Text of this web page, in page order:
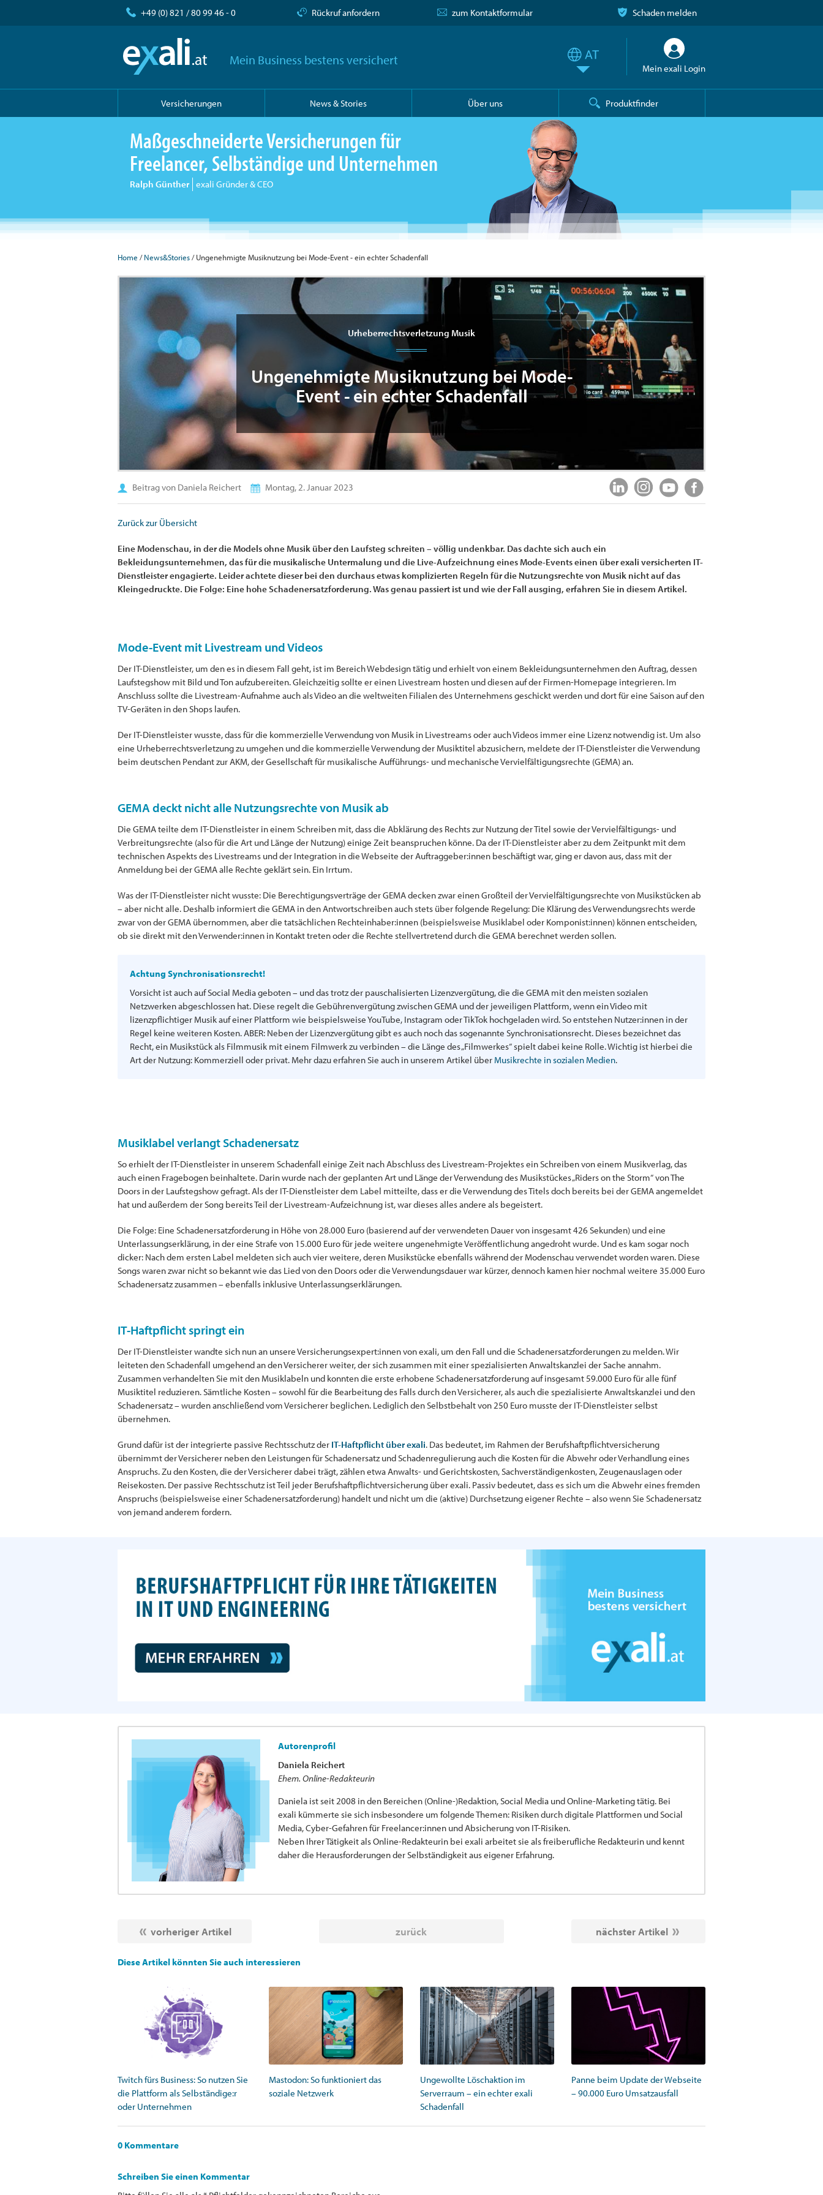
+49 (0) 821 / 80 99 46 - 0 Rückruf anfordern zum Kontaktformular Schaden melden
Mein Business bestens versichert
Mein exali Login
Versicherungen News & Stories Über uns Produktfinder
Maßgeschneiderte Versicherungen für
Freelancer, Selbständige und Unternehmen
Ralph Günther exali Gründer & CEO
Home /News&Stories/ Ungenehmigte Musiknutzung bei Mode-Event - ein echter Schadenfall
Urheberrechtsverletzung Musik
Ungenehmigte Musiknutzung bei Mode-
Event - ein echter Schadenfall
Beitrag von Daniela Reichert Montag, 2. Januar 2023
Zurück zur Übersicht
Eine Modenschau, in der die Models ohne Musik über den Laufsteg schreiten – völlig undenkbar. Das dachte sich auch ein
Bekleidungsunternehmen, das für die musikalische Untermalung und die Live-Aufzeichnung eines Mode-Events einen über exali versicherten IT-
Dienstleister engagierte. Leider achtete dieser bei den durchaus etwas komplizierten Regeln für die Nutzungsrechte von Musik nicht auf das
Kleingedruckte. Die Folge: Eine hohe Schadenersatzforderung. Was genau passiert ist und wie der Fall ausging, erfahren Sie in diesem Artikel.
Mode-Event mit Livestream und Videos
Der IT-Dienstleister, um den es in diesem Fall geht, ist im Bereich Webdesign tätig und erhielt von einem Bekleidungsunternehmen den Auftrag, dessen
Laufstegshow mit Bild und Ton aufzubereiten. Gleichzeitig sollte er einen Livestream hosten und diesen auf der Firmen-Homepage integrieren. Im
Anschluss sollte die Livestream-Aufnahme auch als Video an die weltweiten Filialen des Unternehmens geschickt werden und dort für eine Saison auf den
TV-Geräten in den Shops laufen.
Der IT-Dienstleister wusste, dass für die kommerzielle Verwendung von Musik in Livestreams oder auch Videos immer eine Lizenz notwendig ist. Um also
eine Urheberrechtsverletzung zu umgehen und die kommerzielle Verwendung der Musiktitel abzusichern, meldete der IT-Dienstleister die Verwendung
beim deutschen Pendant zur AKM, der Gesellschaft für musikalische Aufführungs- und mechanische Vervielfältigungsrechte (GEMA) an.
GEMA deckt nicht alle Nutzungsrechte von Musik ab
Die GEMA teilte dem IT-Dienstleister in einem Schreiben mit, dass die Abklärung des Rechts zur Nutzung der Titel sowie der Vervielfältigungs- und
Verbreitungsrechte (also für die Art und Länge der Nutzung) einige Zeit beanspruchen könne. Da der IT-Dienstleister aber zu dem Zeitpunkt mit dem
technischen Aspekts des Livestreams und der Integration in die Webseite der Auftraggeber:innen beschäftigt war, ging er davon aus, dass mit der
Anmeldung bei der GEMA alle Rechte geklärt sein. Ein Irrtum.
Was der IT-Dienstleister nicht wusste: Die Berechtigungsverträge der GEMA decken zwar einen Großteil der Vervielfältigungsrechte von Musikstücken ab
– aber nicht alle. Deshalb informiert die GEMA in den Antwortschreiben auch stets über folgende Regelung: Die Klärung des Verwendungsrechts werde
zwar von der GEMA übernommen, aber die tatsächlichen Rechteinhaber:innen (beispielsweise Musiklabel oder Komponist:innen) können entscheiden,
ob sie direkt mit den Verwender:innen in Kontakt treten oder die Rechte stellvertretend durch die GEMA berechnet werden sollen.
Achtung Synchronisationsrecht!
Vorsicht ist auch auf Social Media geboten – und das trotz der pauschalisierten Lizenzvergütung, die die GEMA mit den meisten sozialen
Netzwerken abgeschlossen hat. Diese regelt die Gebührenvergütung zwischen GEMA und der jeweiligen Plattform, wenn ein Video mit
lizenzpflichtiger Musik auf einer Plattform wie beispielsweise YouTube, Instagram oder TikTok hochgeladen wird. So entstehen Nutzer:innen in der
Regel keine weiteren Kosten. ABER: Neben der Lizenzvergütung gibt es auch noch das sogenannte Synchronisationsrecht. Dieses bezeichnet das
Recht, ein Musikstück als Filmmusik mit einem Filmwerk zu verbinden – die Länge des „Filmwerkes“ spielt dabei keine Rolle. Wichtig ist hierbei die
Art der Nutzung: Kommerziell oder privat. Mehr dazu erfahren Sie auch in unserem Artikel über Musikrechte in sozialen Medien.
Musiklabel verlangt Schadenersatz
So erhielt der IT-Dienstleister in unserem Schadenfall einige Zeit nach Abschluss des Livestream-Projektes ein Schreiben von einem Musikverlag, das
auch einen Fragebogen beinhaltete. Darin wurde nach der geplanten Art und Länge der Verwendung des Musikstückes „Riders on the Storm“ von The
Doors in der Laufstegshow gefragt. Als der IT-Dienstleister dem Label mitteilte, dass er die Verwendung des Titels doch bereits bei der GEMA angemeldet
hat und außerdem der Song bereits Teil der Livestream-Aufzeichnung ist, war dieses alles andere als begeistert.
Die Folge: Eine Schadenersatzforderung in Höhe von 28.000 Euro (basierend auf der verwendeten Dauer von insgesamt 426 Sekunden) und eine
Unterlassungserklärung, in der eine Strafe von 15.000 Euro für jede weitere ungenehmigte Veröffentlichung angedroht wurde. Und es kam sogar noch
dicker: Nach dem ersten Label meldeten sich auch vier weitere, deren Musikstücke ebenfalls während der Modenschau verwendet worden waren. Diese
Songs waren zwar nicht so bekannt wie das Lied von den Doors oder die Verwendungsdauer war kürzer, dennoch kamen hier nochmal weitere 35.000 Euro
Schadenersatz zusammen – ebenfalls inklusive Unterlassungserklärungen.
IT-Haftpflicht springt ein
Der IT-Dienstleister wandte sich nun an unsere Versicherungsexpert:innen von exali, um den Fall und die Schadenersatzforderungen zu melden. Wir
leiteten den Schadenfall umgehend an den Versicherer weiter, der sich zusammen mit einer spezialisierten Anwaltskanzlei der Sache annahm.
Zusammen verhandelten Sie mit den Musiklabeln und konnten die erste erhobene Schadenersatzforderung auf insgesamt 59.000 Euro für alle fünf
Musiktitel reduzieren. Sämtliche Kosten – sowohl für die Bearbeitung des Falls durch den Versicherer, als auch die spezialisierte Anwaltskanzlei und den
Schadenersatz – wurden anschließend vom Versicherer beglichen. Lediglich den Selbstbehalt von 250 Euro musste der IT-Dienstleister selbst
übernehmen.
Grund dafür ist der integrierte passive Rechtsschutz der IT-Haftpflicht über exali. Das bedeutet, im Rahmen der Berufshaftpflichtversicherung
übernimmt der Versicherer neben den Leistungen für Schadenersatz und Schadenregulierung auch die Kosten für die Abwehr oder Verhandlung eines
Anspruchs. Zu den Kosten, die der Versicherer dabei trägt, zählen etwa Anwalts- und Gerichtskosten, Sachverständigenkosten, Zeugenauslagen oder
Reisekosten. Der passive Rechtsschutz ist Teil jeder Berufshaftpflichtversicherung über exali. Passiv bedeutet, dass es sich um die Abwehr eines fremden
Anspruchs (beispielsweise einer Schadenersatzforderung) handelt und nicht um die (aktive) Durchsetzung eigener Rechte – also wenn Sie Schadenersatz
von jemand anderem fordern.
Autorenprofil
Daniela Reichert
Ehem. Online-Redakteurin
Daniela ist seit 2008 in den Bereichen (Online-)Redaktion, Social Media und Online-Marketing tätig. Bei
exali kümmerte sie sich insbesondere um folgende Themen: Risiken durch digitale Plattformen und Social
Media, Cyber-Gefahren für Freelancer:innen und Absicherung von IT-Risiken.
Neben Ihrer Tätigkeit als Online-Redakteurin bei exali arbeitet sie als freiberufliche Redakteurin und kennt
daher die Herausforderungen der Selbständigkeit aus eigener Erfahrung.
vorheriger Artikel zurück nächster Artikel
Diese Artikel könnten Sie auch interessieren
Twitch fürs Business: So nutzen Sie
die Plattform als Selbständige:r
oder Unternehmen
Mastodon: So funktioniert das
soziale Netzwerk
Ungewollte Löschaktion im
Serverraum – ein echter exali
Schadenfall
Panne beim Update der Webseite
– 90.000 Euro Umsatzausfall
0 Kommentare
Schreiben Sie einen Kommentar